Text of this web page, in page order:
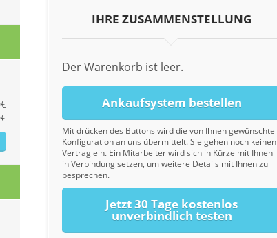
IHRE ZUSAMMENSTELLUNG
Der Warenkorb ist leer.
Ankaufsystem bestellen
Mit drücken des Buttons wird die von Ihnen gewünschte
Konfiguration an uns übermittelt. Sie gehen noch keinen
Vertrag ein. Ein Mitarbeiter wird sich in Kürze mit Ihnen
in Verbindung setzen, um weitere Details mit Ihnen zu
besprechen.
Jetzt 30 Tage kostenlos
unverbindlich testen